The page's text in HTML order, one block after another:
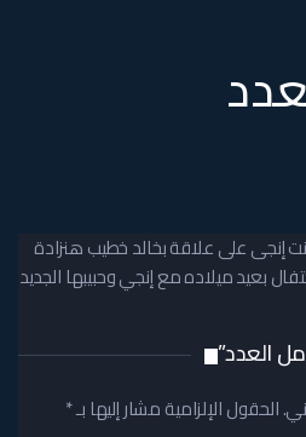
إنجى على علاقة بخالد خطيب هنزادة
بعيد ميلاده مع إنجي وحبيبها الجديد
الحقول الإلزامية مشار إليها بـ*